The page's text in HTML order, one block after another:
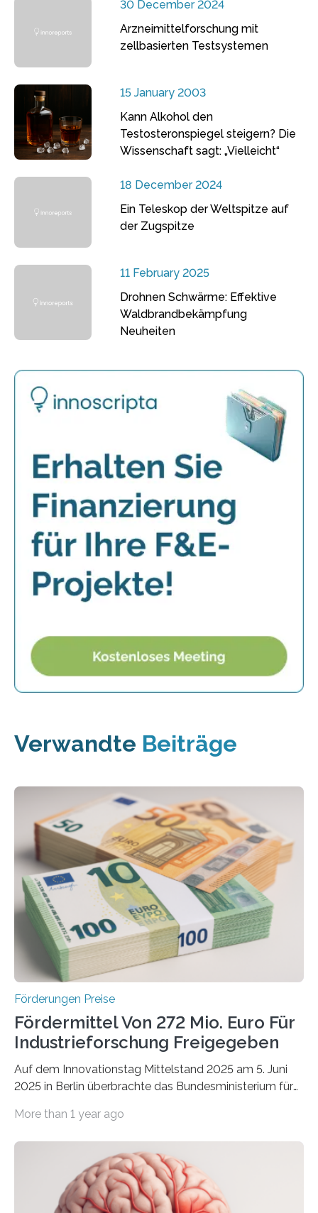
30 December 2024
Arzneimittelforschung mit
zellbasierten Testsystemen
15 January 2003
Kann Alkohol den
Testosteronspiegel steigern? Die
Wissenschaft sagt: „Vielleicht“
18 December 2024
Ein Teleskop der Weltspitze auf
der Zugspitze
11 February 2025
Drohnen Schwärme: Effektive
Waldbrandbekämpfung
Neuheiten
Verwandte Beiträge
Förderungen Preise
Fördermittel Von 272 Mio. Euro Für
Industrieforschung Freigegeben
Auf dem Innovationstag Mittelstand 2025 am 5. Juni
2025 in Berlin überbrachte das Bundesministerium für
Überplanmäßige Verpflichtungsermächtigungen in
Woche vom Haushaltsausschuss freigegeben – unter
anderem zur Unterstützung der
Industrieforschungsprogramme Industrielle
Gemeinschaftsforschung (IGF), Zentrales
More than 1 year ago